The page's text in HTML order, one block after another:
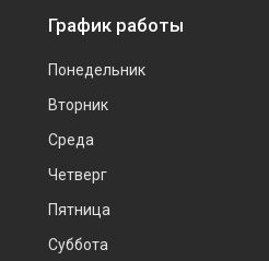
График работы
Понедельник
Вторник
Среда
Четверг
Пятница
Суббота